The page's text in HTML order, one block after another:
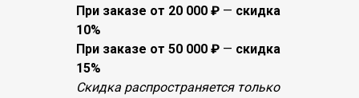
При заказе от 20 000 ₽ — скидка
10%
При заказе от 50 000 ₽ — скидка
15%
Скидка распространяется только